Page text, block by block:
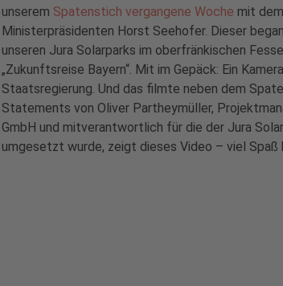
unserem Spatenstich vergangene Woche mit
Ministerpräsidenten Horst Seehofer. Dieser
unseren Jura Solarparks im oberfränkischen
„Zukunftsreise Bayern“. Mit im Gepäck: Ein
Staatsregierung. Und das filmte neben dem
Statements von Oliver Partheymüller,
GmbH und mitverantwortlich für die der Jura
umgesetzt wurde, zeigt dieses Video – viel Spaß